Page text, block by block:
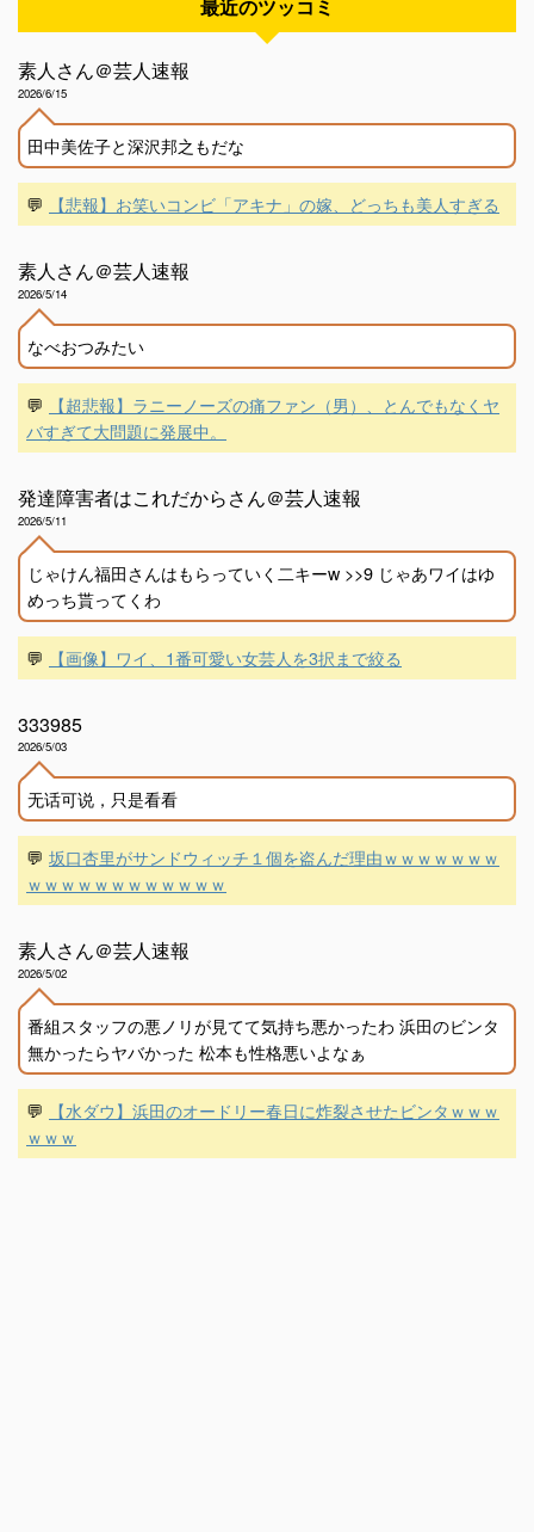
最近のツッコミ
素人さん＠芸人速報
2026/6/15
田中美佐子と深沢邦之もだな
💬 【悲報】お笑いコンビ「アキナ」の嫁、どっちも美人すぎる
素人さん＠芸人速報
2026/5/14
なべおつみたい
💬
【超悲報】ラニーノーズの痛ファン（男）、とんでもなくヤ
バすぎて大問題に発展中。
発達障害者はこれだからさん＠芸人速報
2026/5/11
じゃけん福田さんはもらっていく二キーw >>9 じゃあワイはゆ
めっち貰ってくわ
💬 【画像】ワイ、1番可愛い女芸人を3択まで絞る
333985
2026/5/03
无话可说，只是看看
💬 坂口杏里がサンドウィッチ１個を盗んだ理由ｗｗｗｗｗｗｗ
ｗｗｗｗｗｗｗｗｗｗｗｗ
素人さん＠芸人速報
2026/5/02
番組スタッフの悪ノリが見てて気持ち悪かったわ 浜田のビンタ
無かったらヤバかった 松本も性格悪いよなぁ
💬
【水ダウ】浜田のオードリー春日に炸裂させたビンタｗｗｗ
ｗｗｗ